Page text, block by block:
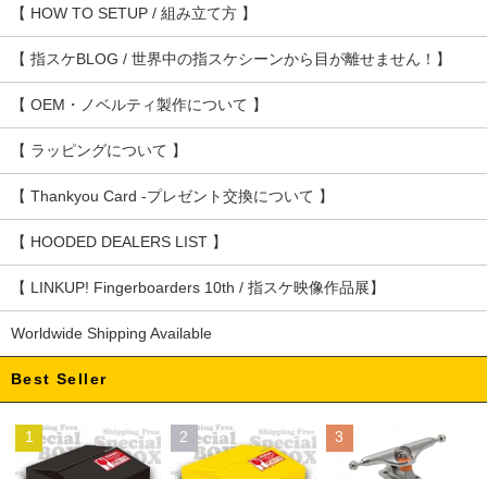
【 HOW TO SETUP / 組み立て方 】
【 指スケBLOG / 世界中の指スケシーンから目が離せません！】
【 OEM・ノベルティ製作について 】
【 ラッピングについて 】
【 Thankyou Card -プレゼント交換について 】
【 HOODED DEALERS LIST 】
【 LINKUP! Fingerboarders 10th / 指スケ映像作品展】
Worldwide Shipping Available
Best Seller
1 2 3